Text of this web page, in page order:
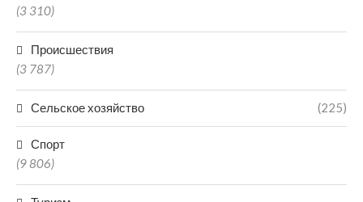
(3 310)
Происшествия
(3 787)
Сельское хозяйство (225)
Спорт
(9 806)